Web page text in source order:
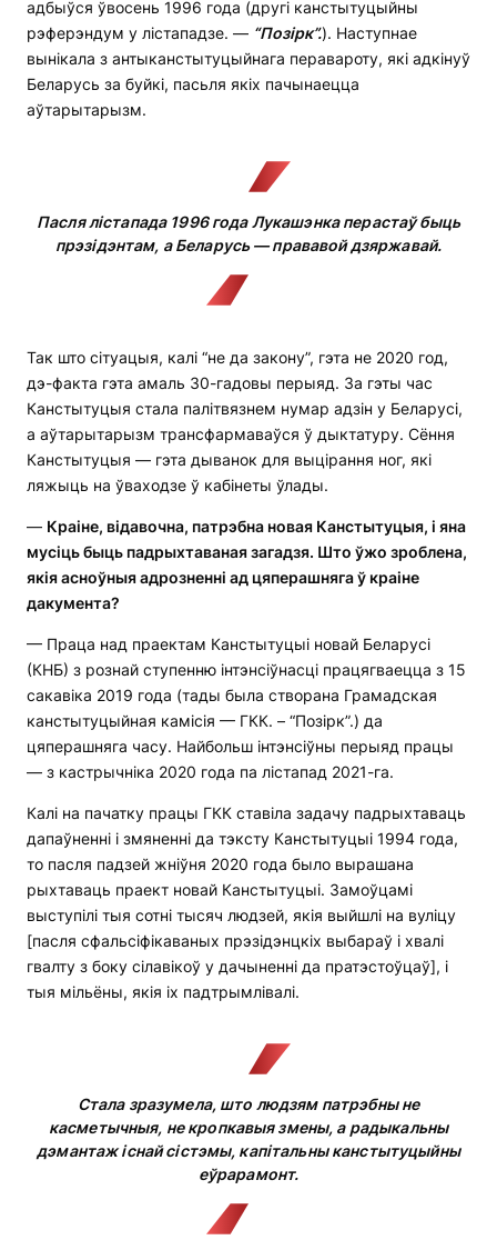
адбыўся ўвосень 1996 года (другі канстытуцыйны
рэферэндум у лістападзе. — “Позірк”.). Наступнае
вынікала з антыканстытуцыйнага перавароту, які адкінуў
Беларусь за буйкі, пасьля якіх пачынаецца
аўтарытарызм.
Пасля лістапада 1996 года Лукашэнка перастаў быць
прэзідэнтам, а Беларусь — прававой дзяржавай.
Так што сітуацыя, калі “не да закону”, гэта не 2020 год,
дэ-факта гэта амаль 30-гадовы перыяд. За гэты час
Канстытуцыя стала палітвязнем нумар адзін у Беларусі,
а аўтарытарызм трансфармаваўся ў дыктатуру. Сёння
Канстытуцыя — гэта дыванок для выцірання ног, які
ляжыць на ўваходзе ў кабінеты ўлады.
— Краіне, відавочна, патрэбна новая Канстытуцыя, і яна
мусіць быць падрыхтаваная загадзя. Што ўжо зроблена,
якія асноўныя адрозненні ад цяперашняга ў краіне
дакумента?
— Праца над праектам Канстытуцыі новай Беларусі
(КНБ) з рознай ступенню інтэнсіўнасці працягваецца з 15
сакавіка 2019 года (тады была створана Грамадская
канстытуцыйная камісія — ГКК. – “Позірк”.) да
цяперашняга часу. Найбольш інтэнсіўны перыяд працы
— з кастрычніка 2020 года па лістапад 2021-га.
Калі на пачатку працы ГКК ставіла задачу падрыхтаваць
дапаўненні і змяненні да тэксту Канстытуцыі 1994 года,
то пасля падзей жніўня 2020 года было вырашана
рыхтаваць праект новай Канстытуцыі. Замоўцамі
выступілі тыя сотні тысяч людзей, якія выйшлі на вуліцу
[пасля сфальсіфікаваных прэзідэнцкіх выбараў і хвалі
гвалту з боку сілавікоў у дачыненні да пратэстоўцаў], і
тыя мільёны, якія іх падтрымлівалі.
Стала зразумела, што людзям патрэбны не
касметычныя, не кропкавыя змены, а радыкальны
дэмантаж існай сістэмы, капітальны канстытуцыйны
еўрарамонт.